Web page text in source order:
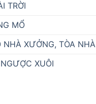
TRỜI
MỔ
NHÀ XƯỞNG, TÒA NHÀ
XUÔI